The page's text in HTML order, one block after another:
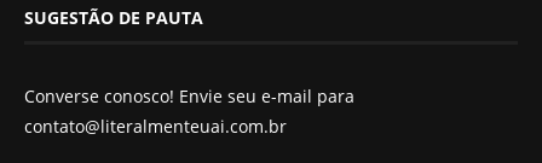
SUGESTÃO DE PAUTA
Converse conosco! Envie seu e-mail para
contato@literalmenteuai.com.br